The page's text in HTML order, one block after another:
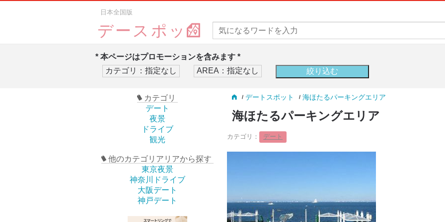
日本全国版
デースポッ
* 本ページはプロモーションを含みます *
カテゴリ
デート
夜景
ドライブ
観光
他のカテゴリアリアから探す
東京夜景
神奈川ドライブ
大阪デート
神戸デート
デートスポット 海ほたるパーキングエリア
海ほたるパーキングエリア
カテゴリ： デート